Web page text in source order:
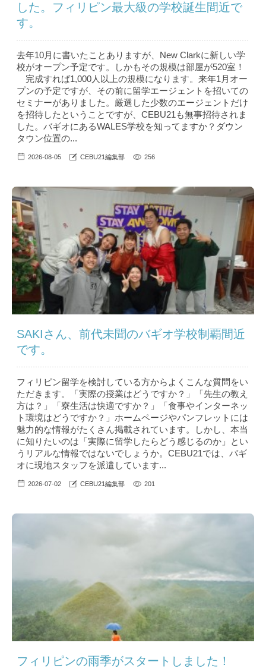
した。フィリピン最大級の学校誕生間近で
す。
去年10月に書いたことありますが、New Clarkに新しい学
校がオープン予定です。しかもその規模は部屋が520室！
完成すれば1,000人以上の規模になります。来年1月オー
プンの予定ですが、その前に留学エージェントを招いての
セミナーがありました。厳選した少数のエージェントだけ
を招待したということですが、CEBU21も無事招待されま
した。バギオにあるWALES学校を知ってますか？ダウン
タウン位置の...
2026-08-05 CEBU21編集部 256
SAKIさん、前代未聞のバギオ学校制覇間近
です。
フィリピン留学を検討している方からよくこんな質問をい
ただきます。「実際の授業はどうですか？」「先生の教え
方は？」「寮生活は快適ですか？」「食事やインターネッ
ト環境はどうですか？」ホームページやパンフレットには
魅力的な情報がたくさん掲載されています。しかし、本当
に知りたいのは「実際に留学したらどう感じるのか」とい
うリアルな情報ではないでしょうか。CEBU21では、バギ
オに現地スタッフを派遣しています...
2026-07-02 CEBU21編集部 201
フィリピンの雨季がスタートしました！